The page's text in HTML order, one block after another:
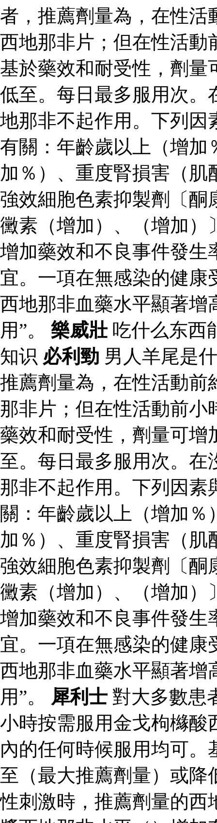
者，推薦劑量為，在性活
西地那非片；但在性活動
基於藥效和耐受性，劑量
低至。每日最多服用次。
地那非不起作用。下列因
有關：年齡歲以上（增加
加％）、重度腎損害（
強效細胞色素抑製劑〔酮
黴素（增加）、（增加）
增加藥效和不良事件發生
宜。一項在無感染的健
西地那非血藥水平顯著增
用”。 樂威壯吃什么东西
知识 必利勁 男人羊尾是
推薦劑量為，在性活動前
那非片；但在性活動前小
藥效和耐受性，劑量可增
至。每日最多服用次。在
那非不起作用。下列因素
關：年齡歲以上（增加
加％）、重度腎損害（
強效細胞色素抑製劑〔酮
黴素（增加）、（增加）
增加藥效和不良事件發生
宜。一項在無感染的健
西地那非血藥水平顯著增
用”。 犀利士 對大多數患
小時按需服用金戈枸櫞酸
內的任何時候服用均可
至（最大推薦劑量）或降
性刺激時，推薦劑量的西